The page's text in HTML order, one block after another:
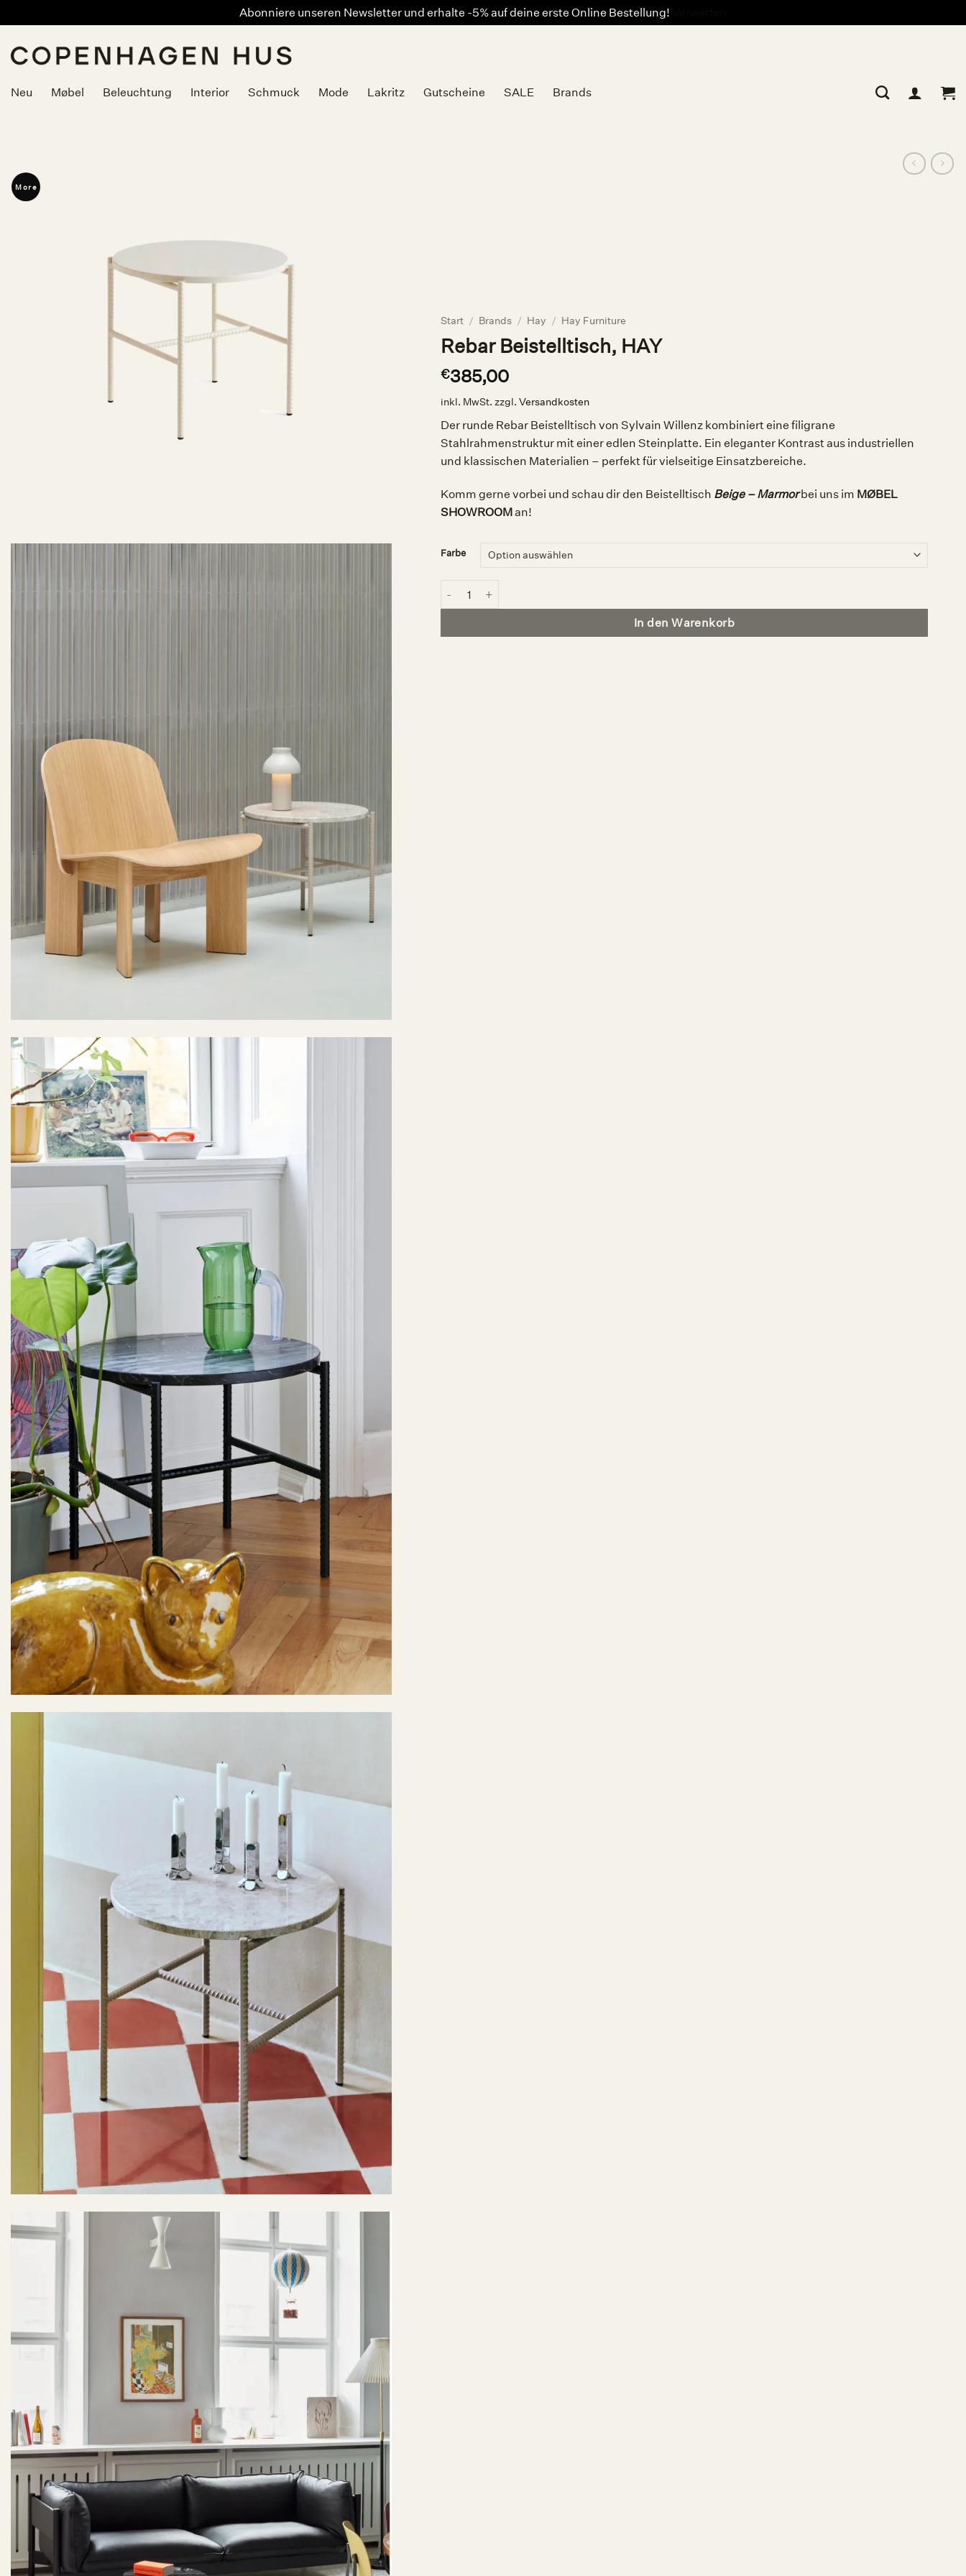
Abonniere unseren Newsletter und erhalte -5% auf deine erste Online Bestellung!
Inhalt
springen
Neu
Møbel Beleuchtung Interior Schmuck Mode Lakritz Gutscheine SALE Brands
More
Start / Brands / Hay / Hay Furniture
Rebar Beistelltisch, HAY
€385,00
inkl. MwSt. zzgl. Versandkosten
Der runde Rebar Beistelltisch von Sylvain Willenz kombiniert eine filigrane
Stahlrahmenstruktur mit einer edlen Steinplatte. Ein eleganter Kontrast aus industriellen
und klassischen Materialien – perfekt für vielseitige Einsatzbereiche.
Komm gerne vorbei und schau dir den Beistelltisch Beige – Marmorbei uns im MØBEL
SHOWROOMan!
Farbe
In den Warenkorb